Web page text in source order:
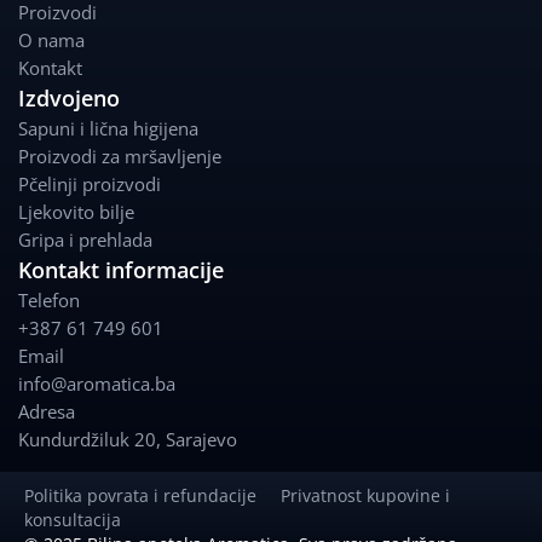
b
o
o
k a
m
Proizvodi
O nama
Kontakt
Izdvojeno
Sapuni i lična higijena
Proizvodi za mršavljenje
Pčelinji proizvodi
Ljekovito bilje
Gripa i prehlada
Kontakt informacije
Telefon
+387 61 749 601
Email
info@aromatica.ba
Adresa
Kundurdžiluk 20, Sarajevo
Politika povrata i refundacije Privatnost kupovine i
konsultacija